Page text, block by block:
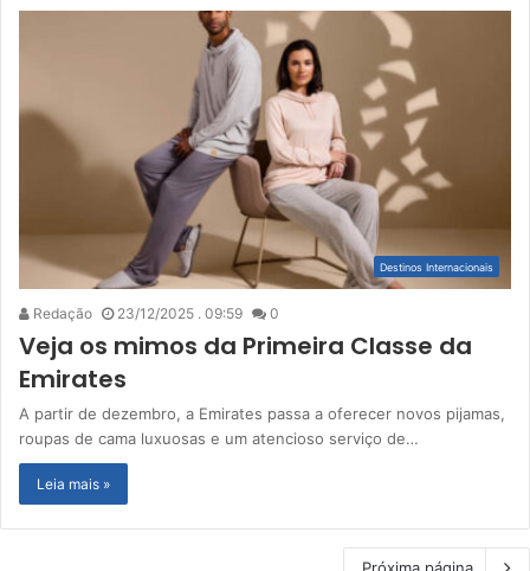
Destinos Internacionais
Redação 23/12/2025 . 09:59 0
Veja os mimos da Primeira Classe da
Emirates
A partir de dezembro, a Emirates passa a oferecer novos pijamas,
roupas de cama luxuosas e um atencioso serviço de…
Leia mais »